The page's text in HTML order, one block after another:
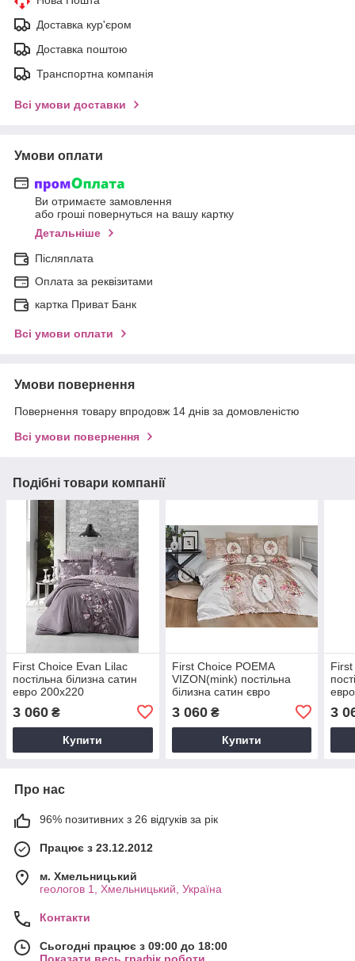
Доставка кур'єром
Доставка поштою
Транспортна компанія
Всі умови доставки
Умови оплати
Ви отримаєте замовлення
або гроші повернуться на вашу картку
Детальніше
Післяплата
Оплата за реквізитами
картка Приват Банк
Всі умови оплати
Умови повернення
Повернення товару впродовж 14 днів за домовленістю
Всі умови повернення
Подібні товари компанії
First Choice Evan Lilac
постільна білизна сатин
евро 200х220
3 060 ₴
Купити
First Choice POEMA
VIZON(mink) постільна
білизна сатин євро
3 060₴
Купити
3
Про нас
96% позитивних з 26 відгуків за рік
Працює з 23.12.2012
м. Хмельницький
геологов 1, Хмельницький, Україна
Контакти
Сьогодні працює з 09:00 до 18:00